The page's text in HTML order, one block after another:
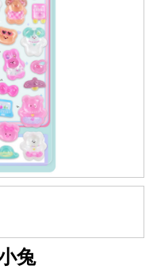
購物流程說明』
兔